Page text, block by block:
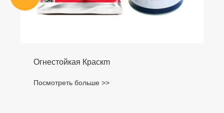
Огнестойкая Краскm
Посмотреть больше >>